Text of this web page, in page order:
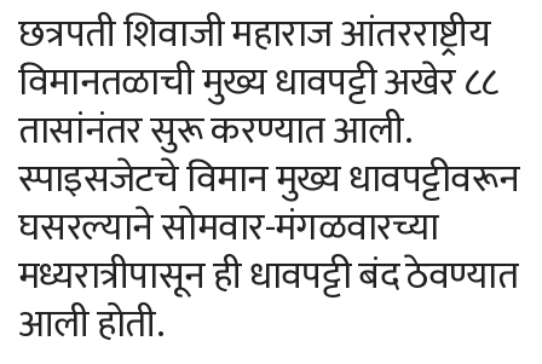
छत्रपती शिवाजी महाराज आंतरराष्ट्रीय
विमानतळाची मुख्य धावपट्टी अखेर ८८
तासांनंतर सुरू करण्यात आली.
स्पाइसजेटचे विमान मुख्य धावपट्टीवरून
घसरल्याने सोमवार-मंगळवारच्या
मध्यरात्रीपासून ही धावपट्टी बंद ठेवण्यात
आली होती.